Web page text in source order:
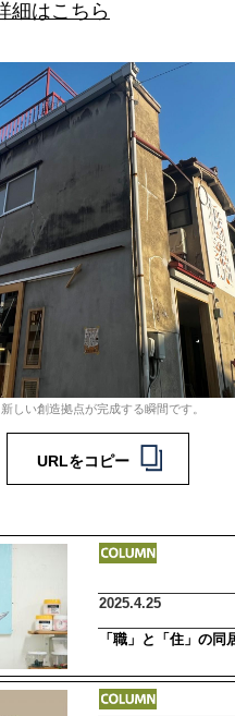
細はこちら
しい創造拠点が完成する瞬間です。
URLをコピー
2025.4.25
「職」と「住」の同